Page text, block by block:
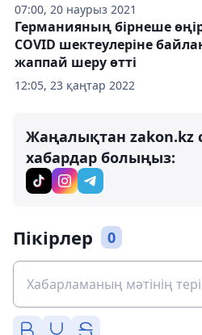
07:00, 20 наурыз 2021
12:05, 23 қаңтар 2022
Германияның бірнеше
СOVID шектеулеріне
жаппай шеру өтті
Жаңалықтан zakon.kz
хабардар болыңыз:
Пікірлер 0